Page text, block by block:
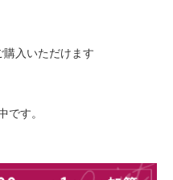
購入いただけます
です。